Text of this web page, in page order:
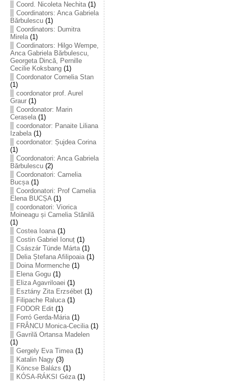
Coord. Nicoleta Nechita(1)
Coordinators: Anca Gabriela
Bărbulescu(1)
Coordinators: Dumitra
Mirela(1)
Coordinators: Hilgo Wempe,
Anca Gabriela Bărbulescu,
Georgeta Dincă, Pernille
Cecilie Koksbang(1)
Coordonator Cornelia Stan
(1)
coordonator prof. Aurel
Graur(1)
Coordonator: Marin
Cerasela(1)
coordonator: Panaite Liliana
Izabela(1)
coordonator: Șujdea Corina
(1)
Coordonatori: Anca Gabriela
Bărbulescu(2)
Coordonatori: Camelia
Bucșa(1)
Coordonatori: Prof Camelia
Elena BUCȘA(1)
coordonatori: Viorica
Moineagu și Camelia Stănilă
(1)
Costea Ioana(1)
Costin Gabriel Ionuț(1)
Császár Tünde Márta(1)
Delia Ștefana Afilipoaia(1)
Doina Mormenche(1)
Elena Gogu(1)
Eliza Agavriloaei (1)
Esztány Zita Erzsébet(1)
Filipache Raluca(1)
FODOR Edit(1)
Forró Gerda-Mária(1)
FRÂNCU Monica-Cecilia(1)
Gavrilă Ortansa Madelen
(1)
Gergely Eva Timea(1)
Katalin Nagy(3)
Köncse Balázs (1)
KÓSA-RÁKSI Géza(1)